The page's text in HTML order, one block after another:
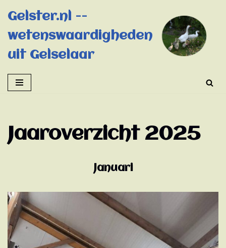
naar
de
Gelster.nl --
wetenswaardigheden
uit Gelselaar
Jaaroverzicht 2025
Januari